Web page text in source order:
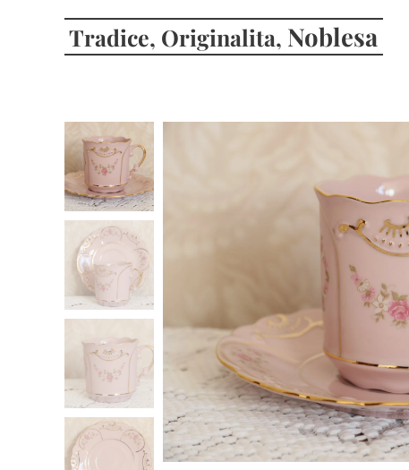
Tradice, Originalita, Noblesa